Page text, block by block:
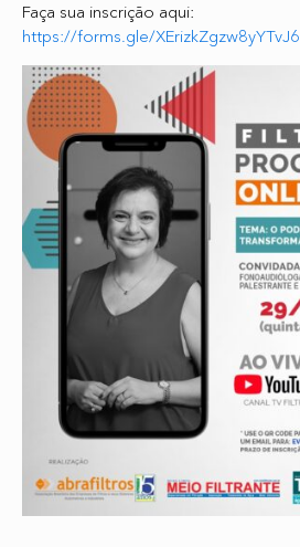
Faça sua inscrição aqui:
https://forms.gle/XErizkZgzw8yYTvJ6